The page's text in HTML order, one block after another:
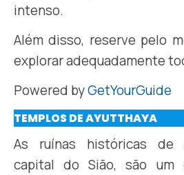
intenso.
Além disso, reserve pelo
explorar adequadamente
Powered byGetYourGuide
TEMPLOS DE AYUTTHAYA
As ruínas históricas de
capital do Sião, são um